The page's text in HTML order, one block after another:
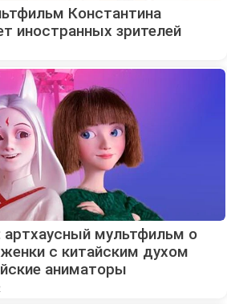
Константина
иностранных зрителей
артхаусный мультфильм о
с китайским духом
аниматоры